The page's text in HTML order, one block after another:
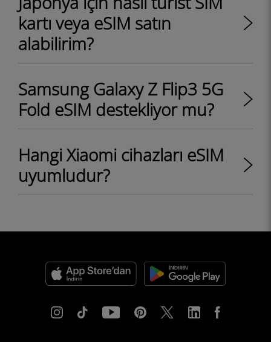
kartı veya eSIM satın
alabilirim?
Samsung Galaxy Z Flip3 5G
Fold eSIM destekliyor mu?
Hangi Xiaomi cihazları eSIM
uyumludur?